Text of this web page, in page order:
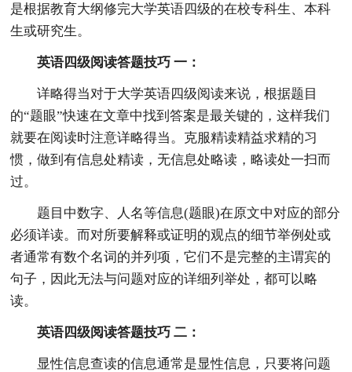
是根据教育大纲修完大学英语四级的在校专科生、本科
生或研究生。
英语四级阅读答题技巧 一：
详略得当对于大学英语四级阅读来说，根据题目
的“题眼”快速在文章中找到答案是最关键的，这样我们
就要在阅读时注意详略得当。克服精读精益求精的习
惯，做到有信息处精读，无信息处略读，略读处一扫而
过。
题目中数字、人名等信息(题眼)在原文中对应的部分
必须详读。而对所要解释或证明的观点的细节举例处或
者通常有数个名词的并列项，它们不是完整的主谓宾的
句子，因此无法与问题对应的详细列举处，都可以略
读。
英语四级阅读答题技巧 二：
显性信息查读的信息通常是显性信息，只要将问题